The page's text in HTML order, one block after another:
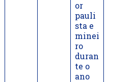
or
pauli
sta e
minei
ro
duran
te o
ano